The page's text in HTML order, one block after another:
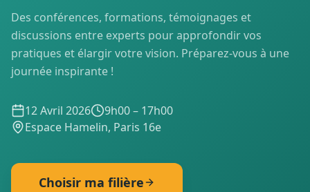
Des conférences, formations, témoignages et
discussions entre experts pour approfondir vos
pratiques et élargir votre vision. Préparez-vous à une
journée inspirante !
12 Avril 2026
9h00 – 17h00
Espace Hamelin, Paris 16e
Choisir ma filière